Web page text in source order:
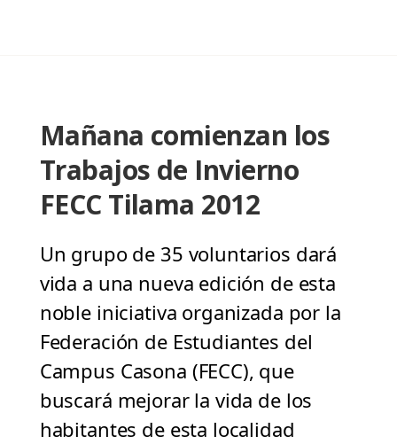
Mañana comienzan los
Trabajos de Invierno
FECC Tilama 2012
Un grupo de 35 voluntarios dará
vida a una nueva edición de esta
noble iniciativa organizada por la
Federación de Estudiantes del
Campus Casona (FECC), que
buscará mejorar la vida de los
habitantes de esta localidad